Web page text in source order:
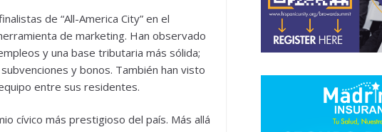
de “All-America City” en el
de marketing. Han observado
y una base tributaria más sólida;
y bonos. También han visto
entre sus residentes.
cívico más prestigioso del país. Más allá